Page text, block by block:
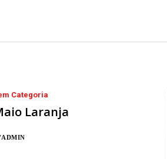
Categoria
Laranja
ADMIN